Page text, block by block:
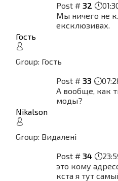
Post # 32
Мы ничего не
ексклюзивах.
Гость
Group: Гость
Post # 33
А вообще, как
моды?
Nikalson
Group: Видалені
Post # 34
это кому
кста я тут